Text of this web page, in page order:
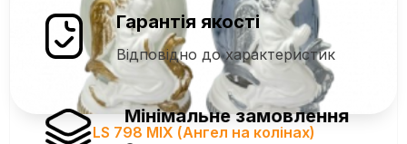
LS 798 MIX (Ангел на колінах)
Гарантія якості
Відповідно до характеристик
Мінімальне замовлення